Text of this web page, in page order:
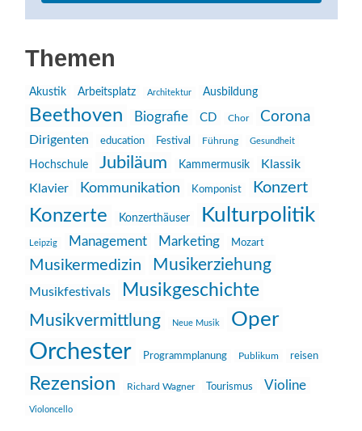
Themen
Akustik Arbeitsplatz Architektur Ausbildung
Beethoven Biografie CD Chor Corona
Dirigenten education Festival Führung Gesundheit
Hochschule Jubiläum Kammermusik
Klassik
Klavier
Kommunikation Komponist Konzert
Konzerte Konzerthäuser Kulturpolitik
Leipzig Management Marketing Mozart
Musikermedizin Musikerziehung
Musikfestivals Musikgeschichte
Musikvermittlung Neue Musik Oper
Orchester Programmplanung Publikum reisen
Rezension Richard Wagner Tourismus Violine
Violoncello